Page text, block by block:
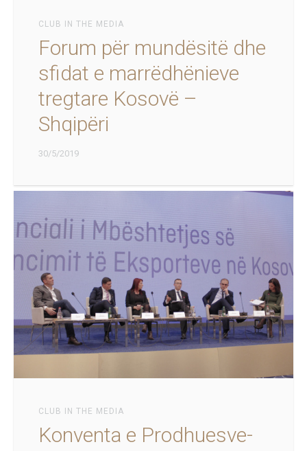
CLUB IN THE MEDIA
Forum për mundësitë dhe
sfidat e marrëdhënieve
tregtare Kosovë –
Shqipëri
30/5/2019
CLUB IN THE MEDIA
Konventa e Prodhuesve-